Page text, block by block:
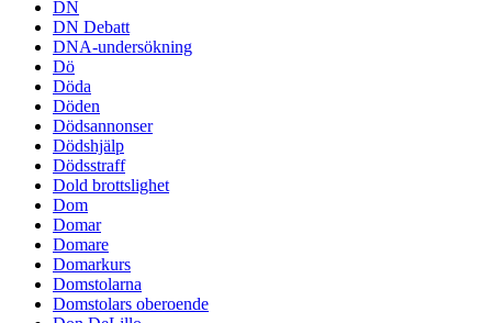
DN
DN Debatt
DNA-undersökning
Dö
Döda
Döden
Dödsannonser
Dödshjälp
Dödsstraff
Dold brottslighet
Dom
Domar
Domare
Domarkurs
Domstolarna
Domstolars oberoende